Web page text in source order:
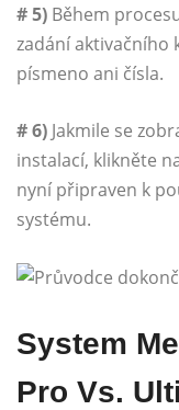
# 5) Během
zadání aktivačního
písmeno ani čísla.
# 6) Jakmile se
instalací, klikněte
nyní připraven k
systému.
System
Pro Vs.